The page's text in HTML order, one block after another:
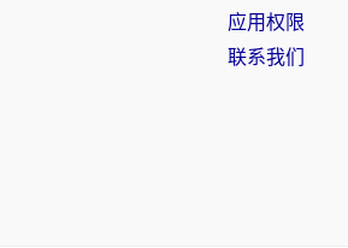
应用权限
联系我们